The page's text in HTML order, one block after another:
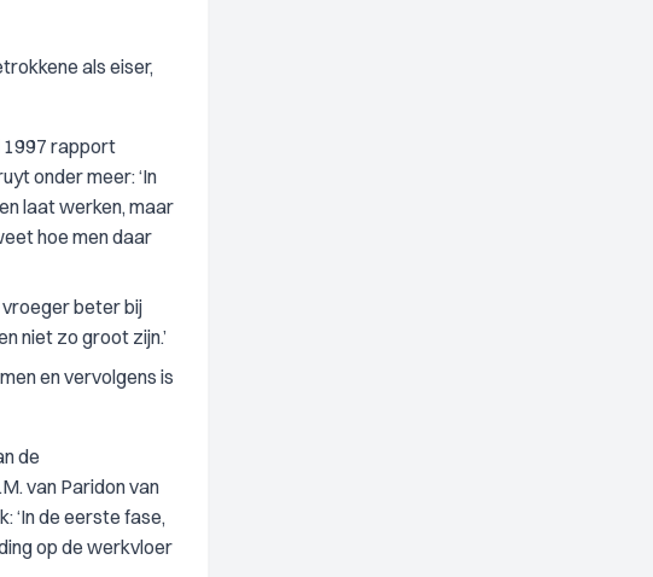
als eiser,
1997 rapport
onder meer: ‘In
laat werken, maar
hoe men daar
beter bij
niet zo groot zijn.’
en vervolgens is
de
van Paridon van
‘In de eerste fase,
op de werkvloer